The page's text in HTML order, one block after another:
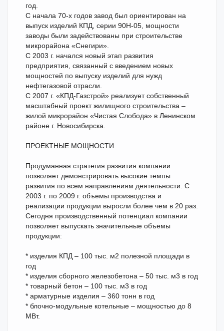
год.
С начала 70-х годов завод был ориентирован на
выпуск изделий КПД, серии 90Н-05, мощности
заводы были задействованы при строительстве
микрорайона «Снегири».
С 2003 г. начался новый этап развития
предприятия, связанный с введением новых
мощностей по выпуску изделий для нужд
нефтегазовой отрасли.
С 2007 г. «КПД-Газстрой» реализует собственный
масштабный проект жилищного строительства –
жилой микрорайон «Чистая Слобода» в Ленинском
районе г. Новосибирска.
ПРОЕКТНЫЕ МОЩНОСТИ
Продуманная стратегия развития компании
позволяет демонстрировать высокие темпы
развития по всем направлениям деятельности. С
2003 г. по 2009 г. объемы производства и
реализации продукции выросли более чем в 20 раз.
Сегодня производственный потенциал компании
позволяет выпускать значительные объемы
продукции:
* изделия КПД – 100 тыс. м2 полезной площади в
год
* изделия сборного железобетона – 50 тыс. м3 в год
* товарный бетон – 100 тыс. м3 в год
* арматурные изделия – 360 тонн в год
* блочно-модульные котельные – мощностью до 8
МВт.